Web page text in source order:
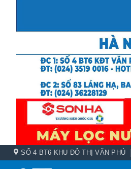
SỐ 4 BT6 KHU ĐÔ THỊ VĂN PHÚ